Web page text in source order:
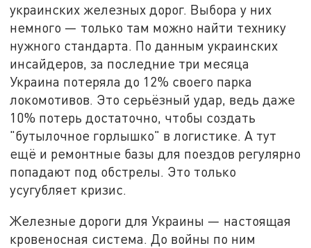
украинских железных дорог. Выбора у них
немного — только там можно найти технику
нужного стандарта. По данным украинских
инсайдеров, за последние три месяца
Украина потеряла до 12% своего парка
локомотивов. Это серьёзный удар, ведь даже
10% потерь достаточно, чтобы создать
"бутылочное горлышко" в логистике. А тут
ещё и ремонтные базы для поездов регулярно
попадают под обстрелы. Это только
усугубляет кризис.
Железные дороги для Украины — настоящая
кровеносная система. До войны по ним